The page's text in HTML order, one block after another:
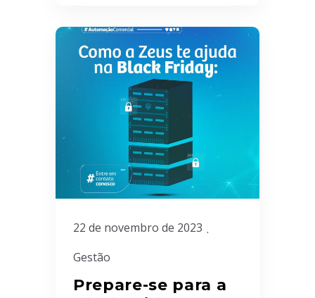
22 de novembro de 2023
Gestão
Prepare-se para a